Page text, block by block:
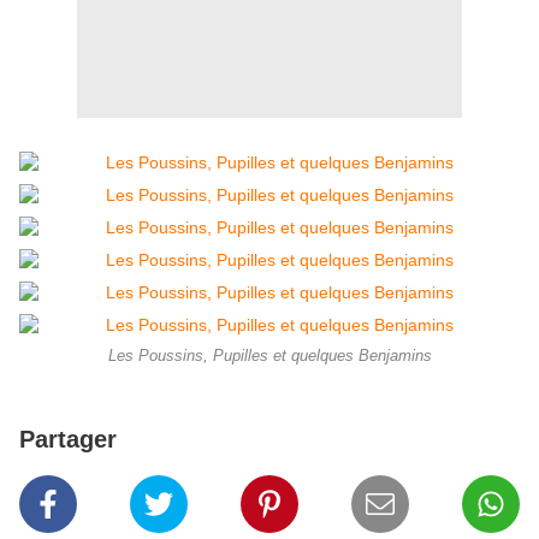
Les Poussins, Pupilles et quelques Benjamins
Partager